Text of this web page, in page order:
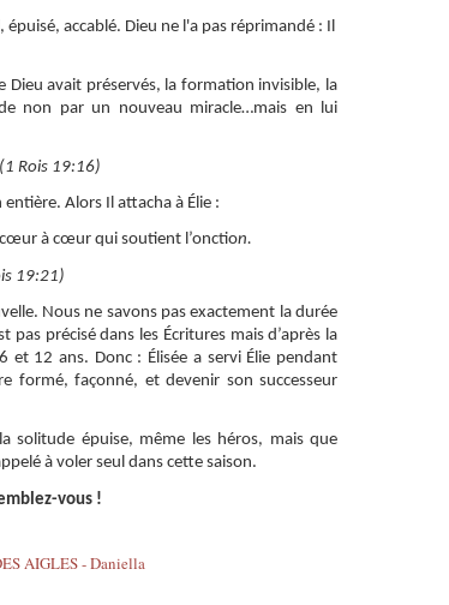
épuisé, accablé. Dieu ne l'a pas réprimandé : Il
Dieu avait préservés, la formation invisible, la
non par un nouveau miracle…mais en lui
Rois 19:16)
Alors Il attacha à Élie :
à cœur qui soutient l’onction.
19:21)
Nous ne savons pas exactement la durée
pas précisé dans les Écritures mais d’après la
12 ans. Donc : Élisée a servi Élie pendant
formé, façonné, et devenir son successeur
solitude épuise, même les héros, mais que
à voler seul dans cette saison.
vous !